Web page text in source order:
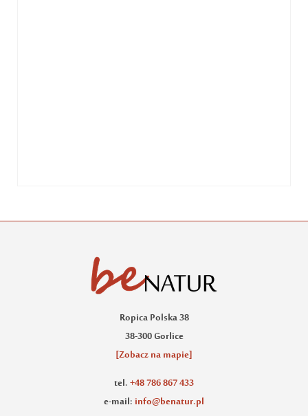
Ropica Polska 38
38-300 Gorlice
[Zobacz na mapie]
tel.+48 786 867 433
e-mail: info@benatur.pl